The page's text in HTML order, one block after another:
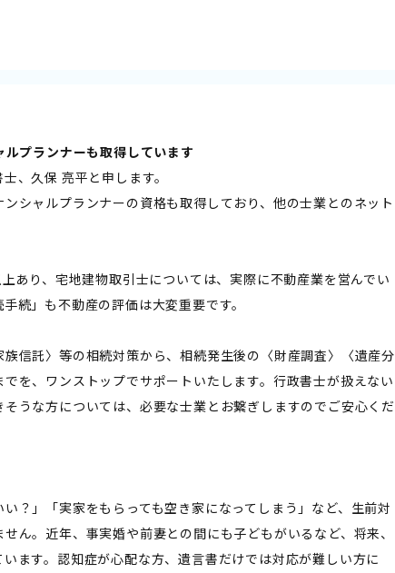
プランナーも取得しています――
、久保 亮平と申します。
シャルプランナーの資格も取得しており、他の士業とのネット
あり、宅地建物取引士については、実際に不動産業を営んでい
続」も不動産の評価は大変重要です。
信託〉等の相続対策から、相続発生後の〈財産調査〉〈遺産分
を、ワンストップでサポートいたします。行政書士が扱えない
うな方については、必要な士業とお繋ぎしますのでご安心くだ
？」「実家をもらっても空き家になってしまう」など、生前対
ん。近年、事実婚や前妻との間にも子どもがいるなど、将来、
ます。認知症が心配な方、遺言書だけでは対応が難しい方に